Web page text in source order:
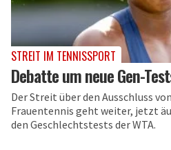
STREIT IM TENNISSPORT
Debatte um neue Gen-
Der Streit über den Ausschluss
Frauentennis geht weiter, jetzt
den Geschlechtstests der WTA.